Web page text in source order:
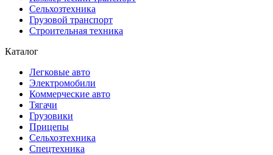
Сельхозтехника
Грузовой транспорт
Строительная техника
Каталог
Легковые авто
Электромобили
Коммерческие авто
Тягачи
Грузовики
Прицепы
Сельхозтехника
Спецтехника